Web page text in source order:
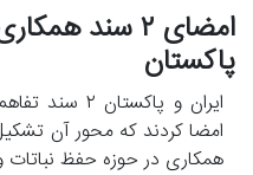
امضای ۲ سند
پاکستان
ایران و
امضا کردند که محور آن
همکاری در حوزه حفظ